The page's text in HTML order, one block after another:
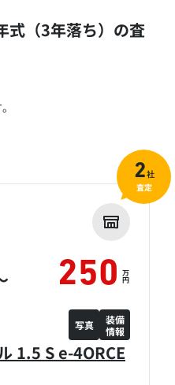
式（3年落ち）の査
1.5 S e-4ORCE
250 万
円
写真
装備
情報
2社
査定